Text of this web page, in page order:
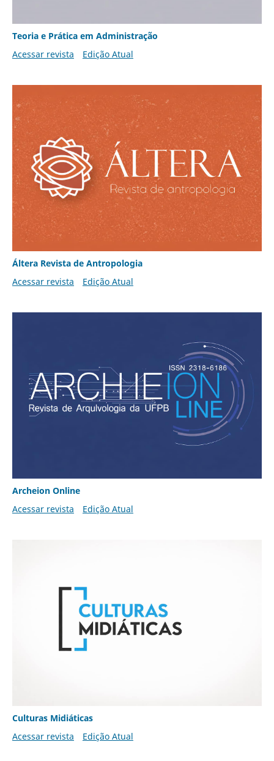
Teoria e Prática em Administração
Acessar revista
Edição Atual
Áltera Revista de Antropologia
Acessar revista
Edição Atual
Archeion Online
Acessar revista
Edição Atual
Culturas Midiáticas
Acessar revista
Edição Atual